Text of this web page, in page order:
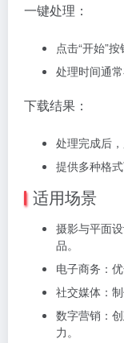
一键处理：
点击“开始”
处理时间通
下载结果：
处理完成后
提供多种格
适用场景
摄影与平面
品。
电子商务：
社交媒体：
数字营销：
力。